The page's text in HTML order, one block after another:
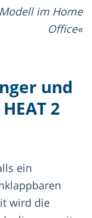
im Home
Office
und
2
ein
wird die